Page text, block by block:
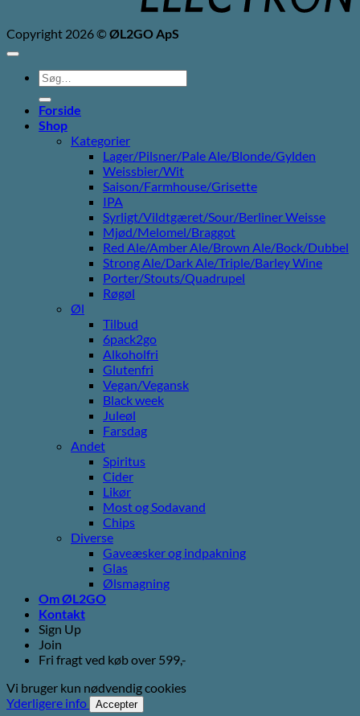
Copyright 2026 ©ØL2GO ApS
Søg
efter:
Forside
Shop
Kategorier
Lager/Pilsner/Pale Ale/Blonde/Gylden
Weissbier/Wit
Saison/Farmhouse/Grisette
IPA
Syrligt/Vildtgæret/Sour/Berliner Weisse
Mjød/Melomel/Braggot
Red Ale/Amber Ale/Brown Ale/Bock/Dubbel
Strong Ale/Dark Ale/Triple/Barley Wine
Porter/Stouts/Quadrupel
Røgøl
Øl
Tilbud
6pack2go
Alkoholfri
Glutenfri
Vegan/Vegansk
Black week
Juleøl
Farsdag
Andet
Spiritus
Cider
Likør
Most og Sodavand
Chips
Diverse
Gaveæsker og indpakning
Glas
Ølsmagning
Om ØL2GO
Kontakt
Sign Up
Join
Fri fragt ved køb over 599,-
Vi bruger kun nødvendig cookies
Yderligere info
Accepter